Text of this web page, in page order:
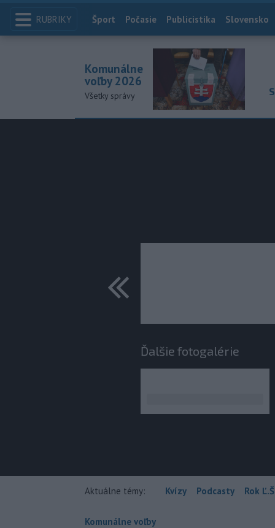
RUBRIKY Index
Šport Počasie Publicistika Slovensko
Komunálne
voľby 2026
Všetky správy
Ďalšie fotogalérie
Aktuálne témy: Kvízy Podcasty Rok
Komunálne voľby